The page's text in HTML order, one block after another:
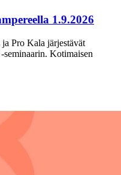
1.9.2026
Pro Kala järjestävät
seminaarin. Kotimaisen